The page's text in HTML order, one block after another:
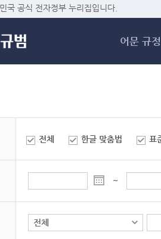
국 공식 전자정부 누리집입니다.
어문 규정
전체 한글 맞춤법 표
~